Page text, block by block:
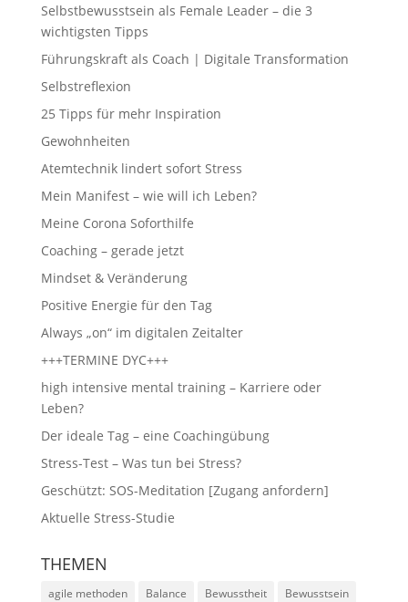
Selbstbewusstsein als Female Leader – die 3
wichtigsten Tipps
Führungskraft als Coach | Digitale Transformation
Selbstreflexion
25 Tipps für mehr Inspiration
Gewohnheiten
Atemtechnik lindert sofort Stress
Mein Manifest – wie will ich Leben?
Meine Corona Soforthilfe
Coaching – gerade jetzt
Mindset & Veränderung
Positive Energie für den Tag
Always „on“ im digitalen Zeitalter
+++TERMINE DYC+++
high intensive mental training – Karriere oder
Leben?
Der ideale Tag – eine Coachingübung
Stress-Test – Was tun bei Stress?
Geschützt: SOS-Meditation [Zugang anfordern]
Aktuelle Stress-Studie
THEMEN
agile methoden Balance Bewusstheit
Bewusstsein